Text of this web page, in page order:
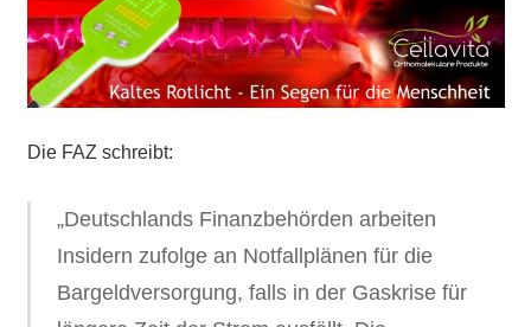
Die FAZ schreibt:
„Deutschlands Finanzbehörden arbeiten
Insidern zufolge an Notfallplänen für die
Bargeldversorgung, falls in der Gaskrise für